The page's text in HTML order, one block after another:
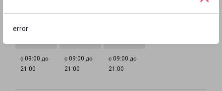
error
с 09:00 до
21:00
с 09:00 до
с 09:00 до
с 09:00 до
с 09:00 до
21:00
с 09:00 до
21:00
с 09:00 до
21:00